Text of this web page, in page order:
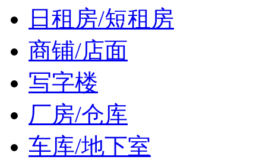
日租房/短租房
商铺/店面
写字楼
厂房/仓库
车库/地下室